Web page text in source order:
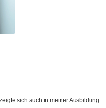
sich auch in meiner Ausbildung